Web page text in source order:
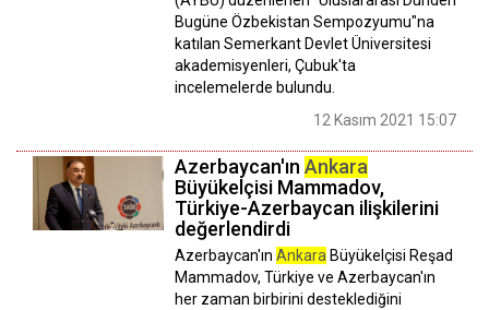
Bugüne Özbekistan Sempozyumu"na
katılan Semerkant Devlet Üniversitesi
akademisyenleri, Çubuk'ta
incelemelerde bulundu.
12 Kasım 2021 15:07
Azerbaycan'ın Ankara
Büyükelçisi Mammadov,
Türkiye-Azerbaycan ilişkilerini
değerlendirdi
Azerbaycan'ın Ankara Büyükelçisi Reşad
Mammadov, Türkiye ve Azerbaycan'ın
her zaman birbirini desteklediğini